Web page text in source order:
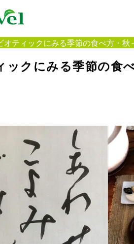
オティックにみる季節の食べ方・秋
ックにみる季節の食